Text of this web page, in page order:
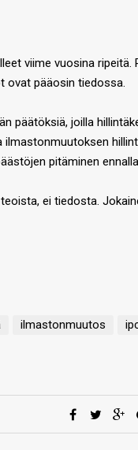
viime vuosina ripeitä.
ovat pääosin tiedossa.
päätöksiä, joilla
pitäminen
ei tiedosta.
ilmastonmuutos